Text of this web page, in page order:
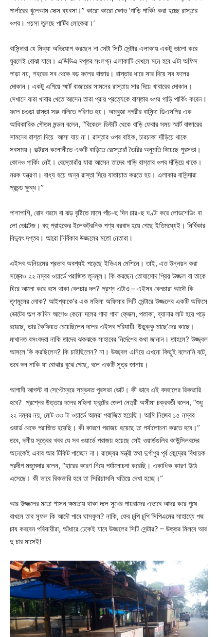
পার্লারের খুলেআম সেক্স ব্যবসা।” কারো কারো ক্ষোভ ‘গাড়ি পার্কিং করা হচ্ছে রাস্তার
ওপর। পয়সা তুলছে পার্টির লোকেরা।’
বাসিন্দারা যে মিথ্যা অভিযোগ করছেন না সেটা সিটি সেন্টার এলাকায় একটু ভালো করে
ঘুরলেই বোঝা যাবে। এডিডিএ দপ্তর সংলগ্ন এলাকাটি দেখলে মনে হবে এটা অফিস
পাড়া নয়, শহরের সব থেকে বড় ফলের বাজার। রাস্তার ধারে সার দিয়ে সব ফলের
দোকান। একটু এগিয়ে স্মার্ট বাজারের সামনের রাস্তায় সার দিয়ে খাবারের দোকান।
সেখানে যারা খাবার খেতে আসেন তারা প্রায় প্রত্যেকে রাস্তার ওপর গাড়ি পার্কিং করেন।
ফলে চওড়া রাস্তা সরু গলিতে পরিণত হয়। অম্বুজা নগরীর বাসিন্দা ডিএসপির এক
আধিকারিক গৌতম মন্ডল বলেন, “বিকেলে ডিউটি থেকে বাড়ি ফেরার সময় স্মার্ট বাজারের
সামনের রাস্তা দিয়ে আসা যায় না। রাস্তার ওপর বাইক, চারচাকা দাঁড়িয়ে থাকে
সবসময়। ডক্টরস কলোনীতে একটি বাড়িতে রেস্তোরাঁ তৈরির অনুমতি দিয়েছে পুরসভা।
কোনও পার্কিং নেই। রেস্তোরাঁয় যারা আসেন তাদের গাড়ি রাস্তার ওপর দাঁড়িয়ে থাকে।
নরক যন্ত্রণা। বাধ্য হয়ে অন্য রাস্তা দিয়ে যাতায়াত করতে হয়। এলাকার বাসিন্দারা
প্রচন্ড ক্ষুব্ধ।”
পাশাপাশি, রোদ গরমে বা ঝড় বৃষ্টিতে মাসে পাঁচ-ছ দিন চার-ছ ঘণ্টা করে লোডশেডিং বা
লো ভোল্টেজ। বহু গ্রাহকের ইলেকট্রনিক পণ্য বরবাদ হয়ে গেছে ইতিমধ্যেই। নির্বিকার
বিদ্যুৎ দপ্তর। আরো নির্বিকার উজ্জলের মতো নেতারা।
এইসব অনিয়মের প্রভাব অবশ্যই পড়েছে ইভিএম মেশিনে। তাই, এত উন্নয়ন করা
সত্ত্বেও ২২ নম্বর ওয়ার্ডে পরাজিত তৃনমূল। কি করছেন তোষামোদ প্রিয় উজ্জল বা তাকে
ঘিরে আলো করে বসে থাকা বেলচার দল? প্রশ্ন এটাও – এইসব বেলচারা আদৌ কি
তৃণমুলের লোক? আইপ্যাকে’র এক মহিলা অফিসার সিটি সেন্টারে উজ্জলের একটি অফিসে
ভোটের অল্প ক’দিন আগেও কেনো দলের গাদা গাদা ফ্লেক্স, পতাকা, ব্যানার লাট হয়ে পড়ে
রয়েছে, তার কৈফিয়ত চেয়েছিলেন দলের এইসব পরিযায়ী ‘উড়ুক্কু মাছে’দের কাছে।
মাথানত বসংবদরা নাকি তাদের ঝকঝকে সাহাবের নির্দেশের কথা জানান। তাহলে? উজ্জ্বল
আসলে কি করছিলেন? কি চাইছিলেন? না। উজ্জ্বল এনিয়ে এখনো কিছুই বলেননি বটে,
তবে দল নাকি যা বোঝার বুঝে গেছে, বলে একটি সূত্র জানায়।
আগামী আগস্ট বা সেপ্টেম্বরে সম্ভবত পুরসভা ভোট। কী ভাবে এই বদহালের রিকভারি
হবে? প্রশ্নের উত্তরে দলের মহিলা ফ্রন্টের জেলা নেত্রী অসীমা চক্রবর্তী বলেন, “শুধু
২২ নম্বর নয়, মোট ৩৩ টা ওয়ার্ডে আমরা পরাজিত হয়েছি। আমি নিজের ১৫ নম্বর
ওয়ার্ড থেকে পরাজিত হয়েছি। কী কারণে পরাজয় হয়েছে তা পর্যালোচনা করতে হবে।”
তবে, দলীয় সূত্রের খবর যে সব ওয়ার্ডে পরাজয় হয়েছে সেই ওয়ার্ডগুলির কাউন্সিলরদের
অনেকেই এবার আর টিকিট পাচ্ছেন না। রাজ্যের মন্ত্রী তথা দুর্গাপুর পূর্ব কেন্দ্রের বিধায়ক
প্রদীপ মজুমদার বলেন, “হারের কারণ নিয়ে পর্যালোচনা করেছি। একাধিক কারণ উঠে
এসেছে। কী ভাবে রিকভারি হবে তা সিরিয়াসলি খতিয়ে দেখা হচ্ছে।”
আর উজ্জলের মতো শাসন ক্ষমতায় থাকা দলে সুখের পায়রাদের এভাবে আদর করে পুষে
রাখলে তার সুফল কি আদৌ পাবে ঘাসফুল? নাকি, ফের চুপি চুপি সিপিএমের সাহায্যে পদ্ম
চাষ করবেন পরিযায়ীরা, আঁধারে ঢেকেই যাবে উজ্জলের সিটি সেন্টার? – উত্তর মিলবে আর
দু চার মাসেই!